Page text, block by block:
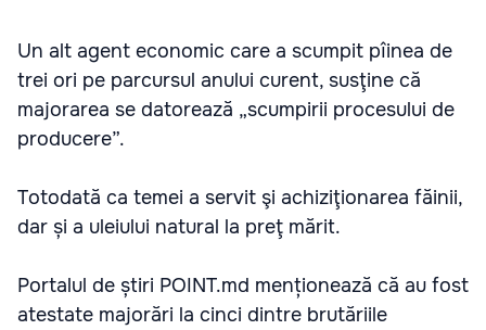
Un alt agent economic care a scumpit pîinea de
trei ori pe parcursul anului curent, susţine că
majorarea se datorează „scumpirii procesului de
producere”.
Totodată ca temei a servit şi achiziţionarea făinii,
dar și a uleiului natural la preţ mărit.
Portalul de știri POINT.md menționează că au fost
atestate majorări la cinci dintre brutăriile